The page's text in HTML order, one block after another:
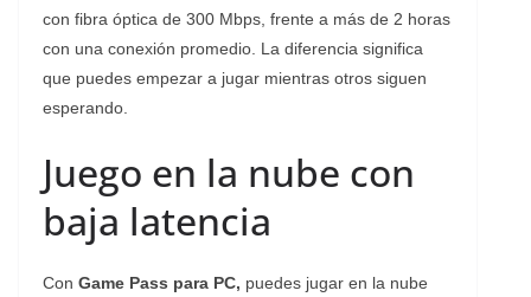
con fibra óptica de 300 Mbps, frente a más de 2 horas
con una conexión promedio. La diferencia significa
que puedes empezar a jugar mientras otros siguen
esperando.
Juego en la nube con
baja latencia
Con Game Pass para PC, puedes jugar en la nube